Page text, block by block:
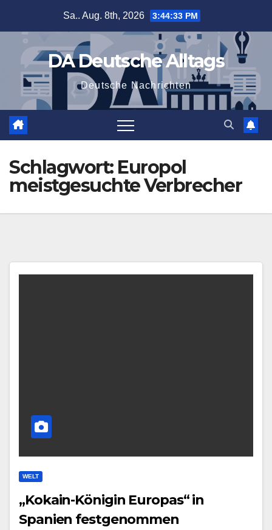
Sa.. Aug. 8th, 2026 3:44:34 PM
DA Deutsche Alltags
Deutsche Nachrichten
Schlagwort: Europol
meistgesuchte Verbrecher
WELT
„Kokain-Königin Europas“ in
Spanien festgenommen